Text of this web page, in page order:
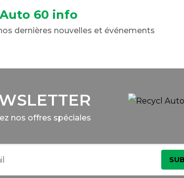
60 info
dernières nouvelles et événements
nos offres spéciales